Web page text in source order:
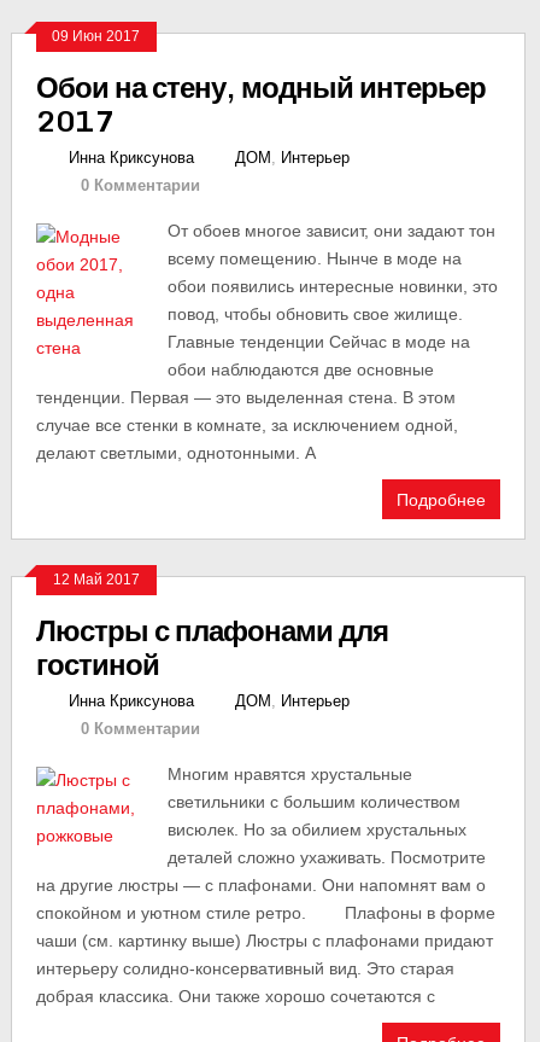
09 Июн 2017
Обои на стену, модный интерьер
2017
Инна Криксунова ДОМ , Интерьер
0 Комментарии
От обоев многое зависит, они задают тон
всему помещению. Нынче в моде на
обои появились интересные новинки, это
повод, чтобы обновить свое жилище.
Главные тенденции Сейчас в моде на
обои наблюдаются две основные
тенденции. Первая — это выделенная стена. В этом
случае все стенки в комнате, за исключением одной,
делают светлыми, однотонными. А
Подробнее
12 Май 2017
Люстры с плафонами для
гостиной
Инна Криксунова ДОМ , Интерьер
0 Комментарии
Многим нравятся хрустальные
светильники с большим количеством
висюлек. Но за обилием хрустальных
деталей сложно ухаживать. Посмотрите
на другие люстры — с плафонами. Они напомнят вам о
спокойном и уютном стиле ретро. Плафоны в форме
чаши (см. картинку выше) Люстры с плафонами придают
интерьеру солидно-консервативный вид. Это старая
добрая классика. Они также хорошо сочетаются с